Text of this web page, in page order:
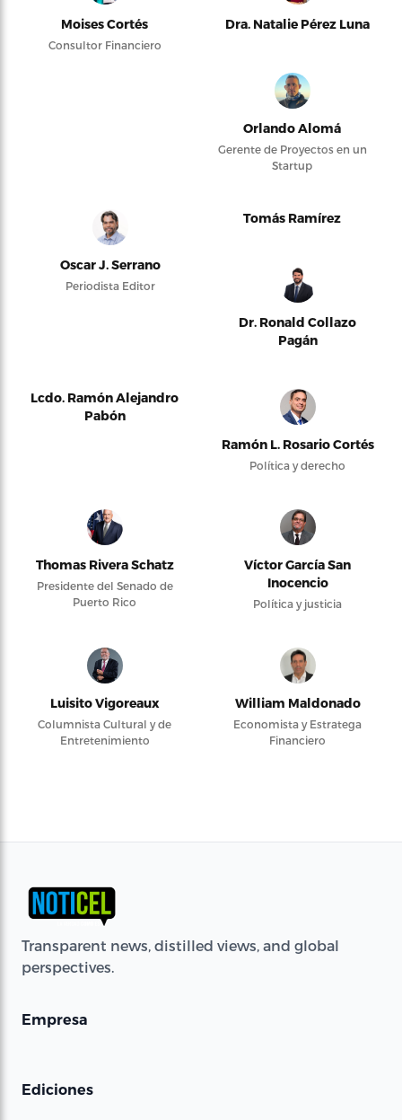
Moises Cortés
Consultor Financiero
Dra. Natalie Pérez Luna
Orlando Alomá
Gerente de Proyectos en un
Startup
Oscar J. Serrano
Periodista Editor
Tomás Ramírez
Dr. Ronald Collazo
Pagán
Lcdo. Ramón Alejandro
Pabón
Ramón L. Rosario Cortés
Política y derecho
Thomas Rivera Schatz
Presidente del Senado de
Puerto Rico
Víctor García San
Inocencio
Política y justicia
Luisito Vigoreaux
Columnista Cultural y de
Entretenimiento
William Maldonado
Economista y Estratega
Financiero
Transparent news, distilled views, and global
perspectives.
Empresa
Ediciones